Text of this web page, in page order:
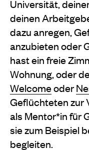
Universität,
deinen
dazu anregen,
anzubieten oder
hast ein freie
Wohnung, oder
Welcomeoder
Geflüchteten zur
als Mentor*in für
sie zum Beispiel
begleiten.